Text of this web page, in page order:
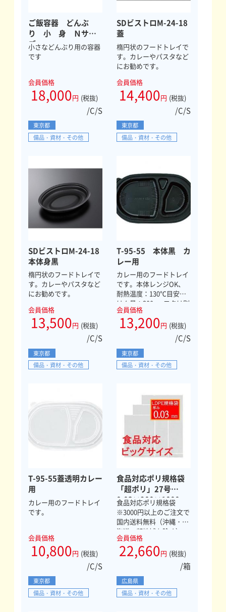
ご飯容器 どんぶ
り 小 身 Ｎサイ
ズ
小さなどんぶり用の容器
です
会員価格
18,000円 (税抜)
/C/S
東京都
備品・資材・その他
SDビストロM-24-18
蓋
楕円状のフードトレイで
す。カレーやパスタなど
にお勧めです。
会員価格
14,400円 (税抜)
/C/S
東京都
備品・資材・その他
SDビストロM-24-18
本体身黒
楕円状のフードトレイで
す。カレーやパスタなど
にお勧めです。
会員価格
13,500円 (税抜)
/C/S
東京都
備品・資材・その他
T-95-55 本体黒 カ
レー用
カレー用のフードトレイ
です。本体レンジOK、
耐熱温度：130℃目安ご
はん量：300g。フタは別
売りです。
会員価格
13,200円 (税抜)
/C/S
東京都
備品・資材・その他
T-95-55蓋透明カレー
用
カレー用のフードトレイ
です。
会員価格
10,800円 (税抜)
/C/S
東京都
備品・資材・その他
食品対応ポリ規格袋
「超ポリ」27号
0.03×900×1000mm
300枚
食品対応ポリ規格袋
※3000円以上のご注文で
国内送料無料（沖縄・北
海道一部地域を除く）
会員価格
22,660円 (税抜)
/箱
広島県
備品・資材・その他